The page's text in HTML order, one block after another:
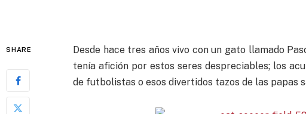
SHARE
Desde hace tres años vivo con un gato llamado
tenía afición por estos seres despreciables; los
de futbolistas o esos divertidos tazos de las papas